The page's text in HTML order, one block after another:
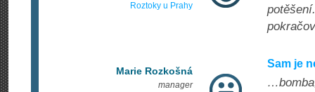
Roztoky u Prahy
Marie Rozkošná
manager
Sam je